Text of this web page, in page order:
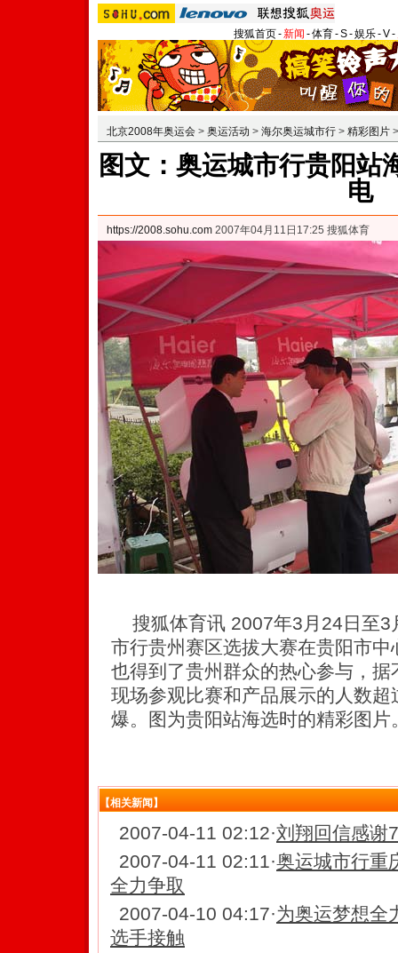
搜狐首页-新闻 -体育-S-娱乐-V-
北京2008年奥运会 > 奥运活动 > 海尔奥运城市行 > 精彩图片
图文：奥运城市行贵阳站
电
https://2008.sohu.com 2007年04月11日17:25 搜狐体育
搜狐体育讯 2007年3月24日至3
市行贵州赛区选拔大赛在贵阳市
也得到了贵州群众的热心参与，
现场参观比赛和产品展示的人数
爆。图为贵阳站海选时的精彩图片
【相关新闻】
2007-04-11 02:12·刘翔回信感谢
2007-04-11 02:11·奥运城市行重
全力争取
2007-04-10 04:17·为奥运梦想全
选手接触